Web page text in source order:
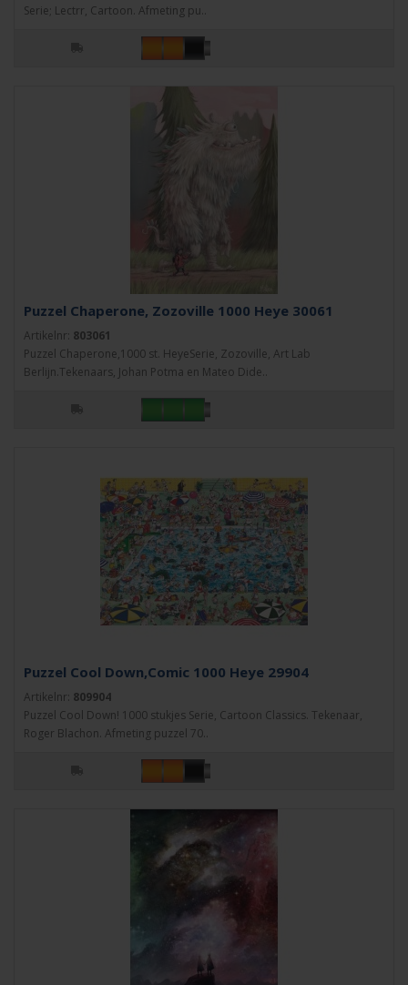
Serie; Lectrr, Cartoon. Afmeting pu..
Puzzel Chaperone, Zozoville 1000 Heye 30061
Artikelnr: 803061
Puzzel Chaperone,1000 st. HeyeSerie, Zozoville, Art Lab
Berlijn.Tekenaars, Johan Potma en Mateo Dide..
Puzzel Cool Down,Comic 1000 Heye 29904
Artikelnr: 809904
Puzzel Cool Down! 1000 stukjes Serie, Cartoon Classics. Tekenaar,
Roger Blachon. Afmeting puzzel 70..